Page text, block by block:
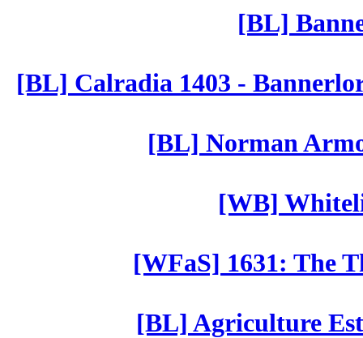
[BL]
[BL] Calradia 1403 -
[BL] Norman
[WB]
[WFaS] 1631: The
[BL] Agriculture